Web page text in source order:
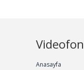
Videofon
Anasayfa